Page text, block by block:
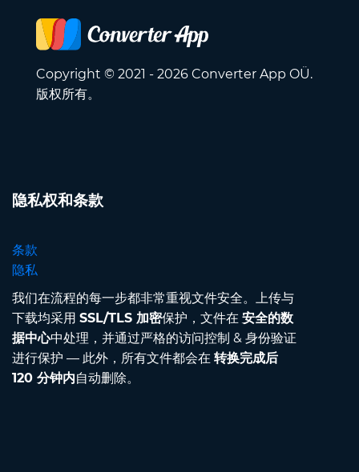
Copyright © 2021 - 2026 Converter App OÜ.
版权所有。
隐私权和条款
条款
隐私
我们在流程的每一步都非常重视文件安全。上传与
下载均采用 SSL/TLS 加密保护，文件在 安全的数
据中心中处理，并通过严格的访问控制 & 身份验证
进行保护 — 此外，所有文件都会在 转换完成后
120 分钟内自动删除。